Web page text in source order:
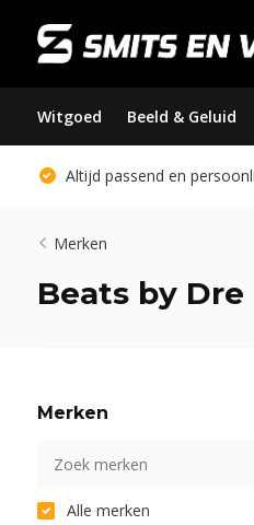
Witgoed Beeld & Geluid
Altijd passend en
Merken
Beats by Dre
Merken
Alle merken